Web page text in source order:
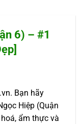
6) – #1
Bạn hãy
Hiệp (Quận
ẩm thực và